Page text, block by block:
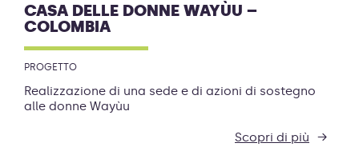
CASA DELLE DONNE WAYÙU –
COLOMBIA
PROGETTO
Realizzazione di una sede e di azioni di sostegno
alle donne Wayùu
Scopri di più